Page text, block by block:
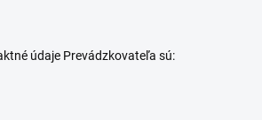
údaje Prevádzkovateľa sú: